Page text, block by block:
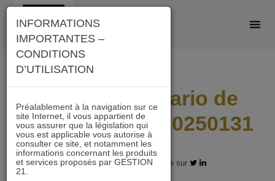
Skip
content
I21_AD_Scenario de
performance_20250131
11.02.2025 - Partagez l'article sur
INFORMATIONS
IMPORTANTES –
CONDITIONS
D’UTILISATION
Préalablement à la navigation sur ce
site Internet, il vous appartient de
vous assurer que la législation qui
vous est applicable vous autorise à
consulter ce site, et notamment les
informations concernant les produits
et services proposés par GESTION
21.